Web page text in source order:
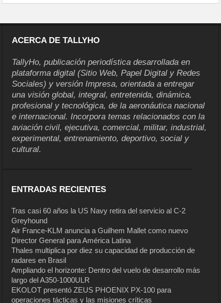
ACERCA DE TALLYHO
TallyHo, publicación periodística desarrollada en
plataforma digital (Sitio Web, Papel Digital y Redes
Sociales) y versión Impresa, orientada a entregar
una visión global, integral, entretenida, dinámica,
profesional y tecnológica, de la aeronáutica nacional
e internacional. Incorpora temas relacionados con la
aviación civil, ejecutiva, comercial, militar, industrial,
experimental, entrenamiento, deportivo, social y
cultural.
ENTRADAS RECIENTES
Tras casi 60 años la US Navy retira del servicio al C-2
Greyhound
Air France-KLM anuncia a Guilhem Mallet como nuevo
Director General para América Latina
Thales multiplica por diez su capacidad de producción de
radares en Brasil
Ampliando el horizonte: Dentro del vuelo de desarrollo más
largo del A350-1000ULR
EKOLOT presentó ZEUS PHOENIX PX-100 para
operaciones tácticas y las misiones críticas